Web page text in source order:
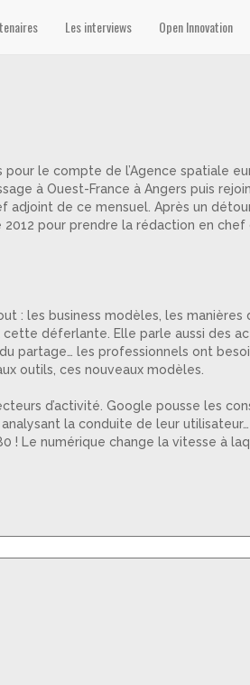
Les interviews Open Innovation
le compte de l’Agence spatiale
à Ouest-France à Angers puis
adjoint de ce mensuel. Après un
2012 pour prendre la rédaction en chef
: les business modèles, les manières
déferlante. Elle parle aussi des
partage… les professionnels ont
outils, ces nouveaux modèles.
d’activité. Google pousse les
la conduite de leur
! Le numérique change la vitesse à